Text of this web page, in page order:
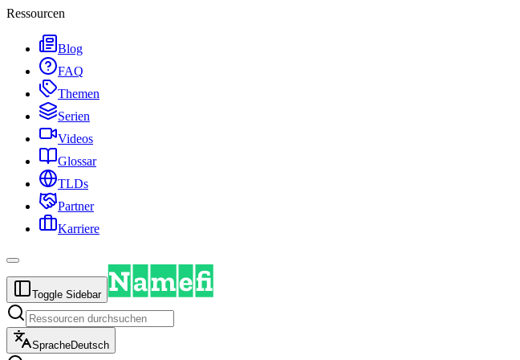
Ressourcen
Blog
FAQ
Themen
Serien
Videos
Glossar
TLDs
Partner
Karriere
Toggle Sidebar
SpracheDeutsch